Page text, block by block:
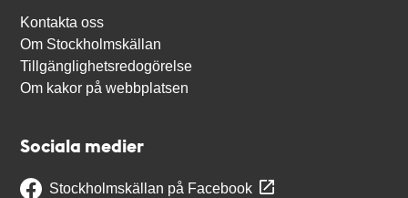
Kontakta oss
Om Stockholmskällan
Tillgänglighetsredogörelse
Om kakor på webbplatsen
Sociala medier
Stockholmskällan på Facebook